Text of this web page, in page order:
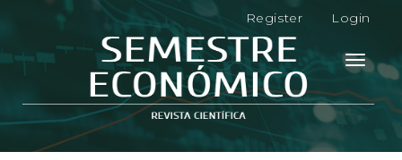
g
Register Login
Toggle